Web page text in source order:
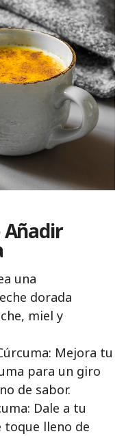
Añadir
una
dorada
miel y
Mejora tu
para un giro
de sabor.
Dale a tu
lleno de